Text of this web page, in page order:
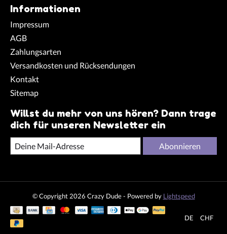
Informationen
Impressum
AGB
Zahlungsarten
Versandkosten und Rücksendungen
Kontakt
Sitemap
Willst du mehr von uns hören? Dann trage
dich für unseren Newsletter ein
Abonnieren
© Copyright 2026 Crazy Dude - Powered by Lightspeed
DE CHF